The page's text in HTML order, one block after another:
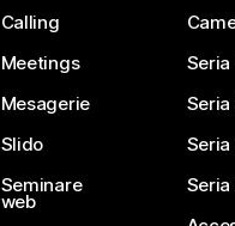
Calling
Meetings
Mesagerie
Slido
Seminare
web
Seria
Seria
Seria
Seria